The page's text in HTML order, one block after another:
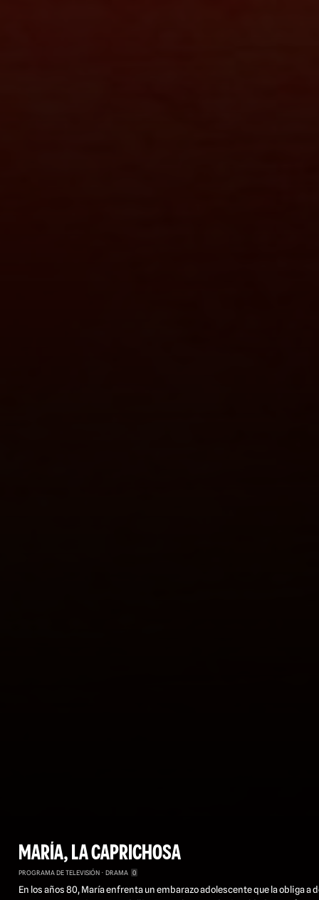
MARÍA, LA CAPRICHOSA
PROGRAMA DE TELEVISIÓN DRAMA 0
En los años 80, María enfrenta un embarazo adolescente que la obliga a